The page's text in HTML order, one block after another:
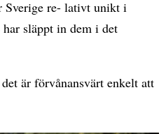
Sverige re- lativt unikt i
släppt in dem i det
är förvånansvärt enkelt att